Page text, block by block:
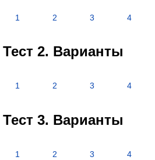
1 2 3 4
Тест 2. Варианты
1 2 3 4
Тест 3. Варианты
1 2 3 4